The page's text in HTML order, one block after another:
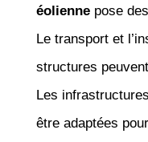
éoliennepose
Le transport et
structures
Les
être adaptées